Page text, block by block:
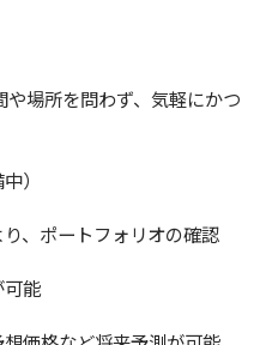
場所を問わず、気軽にかつ
）
、ポートフォリオの確認
能